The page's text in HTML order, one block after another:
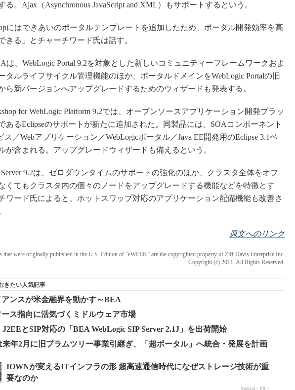
る。Ajax（Asynchronous JavaScript and XML）もサポートするという。
にはできあいのポータルテンプレートを追加したため、ポータル開発効率を高
きる」とチャーチワード氏は話す。
、WebLogic Portal 9.2を対象とした新しいコミュニティーフレームワークおよ
タルライフサイクル管理機能のほか、ポータルドメインをWebLogic Portalの旧
ら新バージョンへアップグレードするためのウィザードも発表する。
for WebLogic Platform 9.2では、オープンソースアプリケーション開発プラッ
あるEclipseのサポートが新たに追加された。同製品には、SOAコンポーネント
ス／Webアプリケーション／WebLogicポータル／Java EE開発用のEclipse 3.1ベ
が含まれる。アップグレードウィザードも備えるという。
9.2は、ゼロダウンタイムのサポートの強化のほか、クラスタ全体をオフ
くてもクラスタ内の個々のノードをアップグレードする機能などを特徴とす
ワード氏によると、ホットスワップ対応のアプリケーション配備機能も改善さ
原文へのリンク
that were originally published in the U.S. Edition of “eWEEK” are the copyrighted property of Ziff Davis Enterprise Inc.
Copyright (c) 2011. All Rights Reserved.
きたい人気記事
アンスが米金融界を動かす～BEA
ス指向に活気づくミドルウェア市場
J2EEとSIP対応の「BEA WebLogic SIP Server 2.1J」を出荷開始
来年2月に旧プラムツリー事業引継ぎ、「超ポータル」へ統合・発展を計画